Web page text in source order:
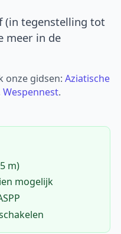
(in tegenstelling tot
meer in de
onze gidsen:Aziatische
Wespennest.
m)
mogelijk